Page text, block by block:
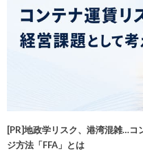
[PR]地政学リスク、港湾混雑…コ
ジ方法「FFA」とは